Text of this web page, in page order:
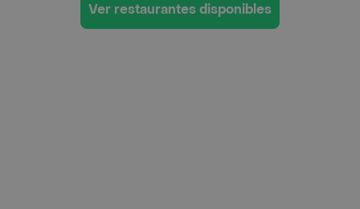
Ver restaurantes disponibles